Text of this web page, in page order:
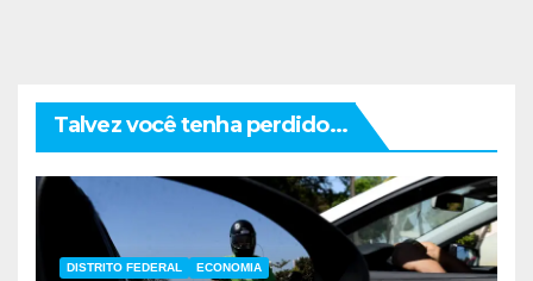
Talvez você tenha perdido...
DISTRITO FEDERAL ECONOMIA